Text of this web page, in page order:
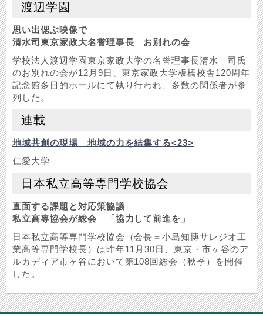
渡辺学園
思い出偲ぶ映像で
清水司東京家政大名誉理事長 お別れの会
学校法人渡辺学園東京家政大学の名誉理事長清水 司氏
のお別れの会が12月9日、東京家政大学板橋校舎120周年
記念館多目的ホールにて執り行われ、多数の関係者が参
列した。
連載
地域共創の現場 地域の力を結集する<23>
仁愛大学
日本私立高等専門学校協会
直面する課題と対応策協議
私立高専協会が総会 「協力して前進を」
日本私立高等専門学校協会（会長＝小島知博サレジオ工
業高等専門学校長）は昨年11月30日、東京・市ヶ谷のア
ルカディア市ヶ谷において第108回総会（秋季）を開催
した。